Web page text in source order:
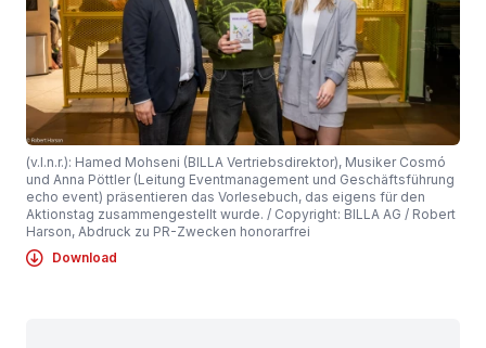
(v.l.n.r.): Hamed Mohseni (BILLA Vertriebsdirektor), Musiker Cosmó
und Anna Pöttler (Leitung Eventmanagement und Geschäftsführung
echo event) präsentieren das Vorlesebuch, das eigens für den
Aktionstag zusammengestellt wurde. / Copyright: BILLA AG / Robert
Harson, Abdruck zu PR-Zwecken honorarfrei
Download